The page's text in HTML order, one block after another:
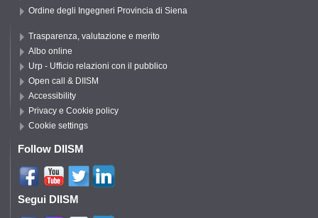
Ordine degli Ingegneri Provincia di Siena
Trasparenza, valutazione e merito
Albo online
Urp - Ufficio relazioni con il pubblico
Open call & DIISM
Accessibility
Privacy e Cookie policy
Cookie settings
Follow DIISM
Segui DIISM